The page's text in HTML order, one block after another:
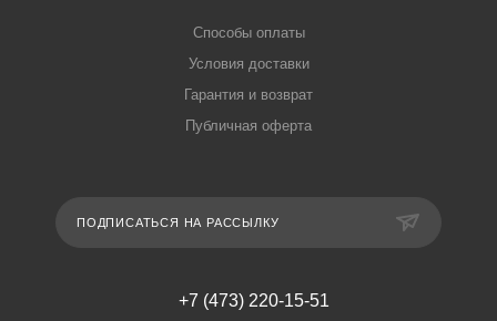
Способы оплаты
Условия доставки
Гарантия и возврат
Публичная оферта
ПОДПИСАТЬСЯ НА РАССЫЛКУ
+7 (473) 220-15-51